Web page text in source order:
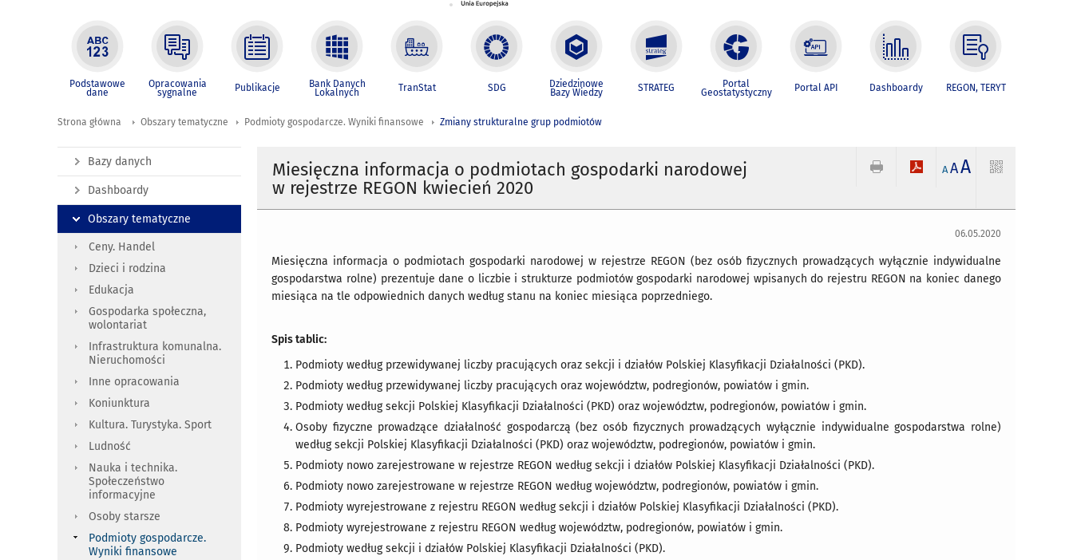
Podstawowe
dane
Opracowania
sygnalne Publikacje Bank Danych
Lokalnych TranStat SDG Dziedzinowe
Bazy Wiedzy STRATEG Portal
Geostatystyczny Portal API Dashboardy REGON, TERYT
Strona główna Obszary tematyczne Podmioty gospodarcze. Wyniki finansowe Zmiany strukturalne grup podmiotów
Miesięczna informacja o podmiotach gospodarki narodowej
w rejestrze REGON kwiecień 2020
A AA
06.05.2020
Miesięczna informacja o podmiotach gospodarki narodowej w rejestrze REGON (bez osób fizycznych prowadzących wyłącznie indywidualne
gospodarstwa rolne) prezentuje dane o liczbie i strukturze podmiotów gospodarki narodowej wpisanych do rejestru REGON na koniec danego
miesiąca na tle odpowiednich danych według stanu na koniec miesiąca poprzedniego.
Spis tablic:
Podmioty według przewidywanej liczby pracujących oraz sekcji i działów Polskiej Klasyfikacji Działalności (PKD).
Podmioty według przewidywanej liczby pracujących oraz województw, podregionów, powiatów i gmin.
Podmioty według sekcji Polskiej Klasyfikacji Działalności (PKD) oraz województw, podregionów, powiatów i gmin.
Osoby fizyczne prowadzące działalność gospodarczą (bez osób fizycznych prowadzących wyłącznie indywidualne gospodarstwa rolne)
według sekcji Polskiej Klasyfikacji Działalności (PKD) oraz województw, podregionów, powiatów i gmin.
Podmioty nowo zarejestrowane w rejestrze REGON według sekcji i działów Polskiej Klasyfikacji Działalności (PKD).
Podmioty nowo zarejestrowane w rejestrze REGON według województw, podregionów, powiatów i gmin.
Podmioty wyrejestrowane z rejestru REGON według sekcji i działów Polskiej Klasyfikacji Działalności (PKD).
Podmioty wyrejestrowane z rejestru REGON według województw, podregionów, powiatów i gmin.
Podmioty według sekcji i działów Polskiej Klasyfikacji Działalności (PKD).
Bazy danych
Dashboardy
Obszary tematyczne
Ceny. Handel
Dzieci i rodzina
Edukacja
Gospodarka społeczna,
wolontariat
Infrastruktura komunalna.
Nieruchomości
Inne opracowania
Koniunktura
Kultura. Turystyka. Sport
Ludność
Nauka i technika.
Społeczeństwo
informacyjne
Osoby starsze
Podmioty gospodarcze.
Wyniki finansowe